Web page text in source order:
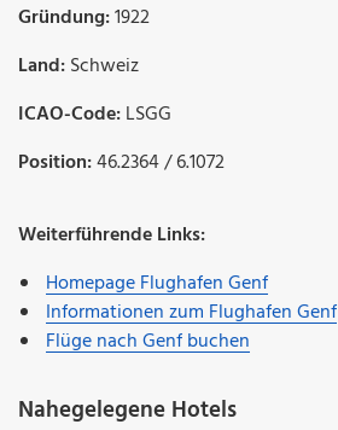
Gründung:1922
Land:Schweiz
ICAO-Code:LSGG
Position:46.2364 / 6.1072
Weiterführende Links:
Homepage Flughafen Genf
Informationen zum Flughafen Genf
Flüge nach Genf buchen
Nahegelegene Hotels